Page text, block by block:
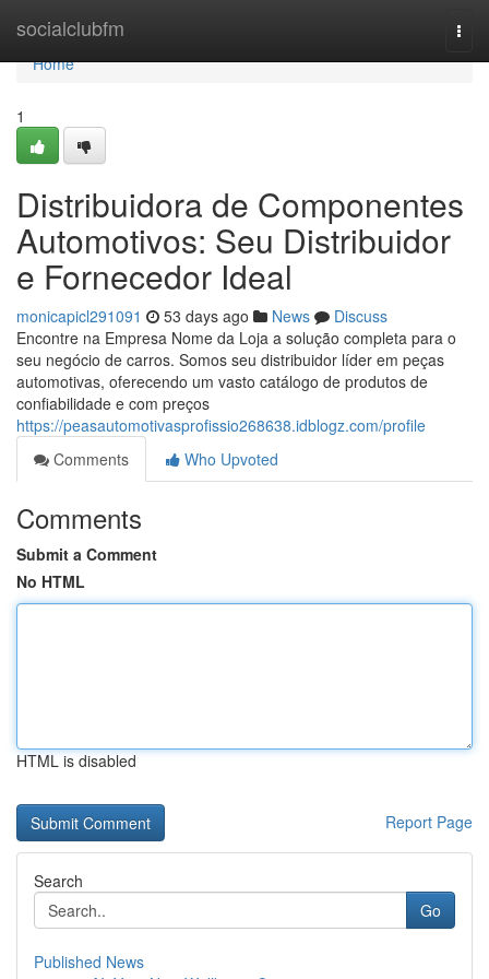
socialclubfm
Home
Home
1
Distribuidora de Componentes
Automotivos: Seu Distribuidor
e Fornecedor Ideal
monicapicl291091 53 days ago News
Discuss
Encontre na Empresa Nome da Loja a solução completa para o
seu negócio de carros. Somos seu distribuidor líder em peças
automotivas, oferecendo um vasto catálogo de produtos de
confiabilidade e com preços
https://peasautomotivasprofissio268638.idblogz.com/profile
Comments
Who Upvoted
Comments
Submit a Comment
No HTML
HTML is disabled
Report Page
Search
Go
Published News